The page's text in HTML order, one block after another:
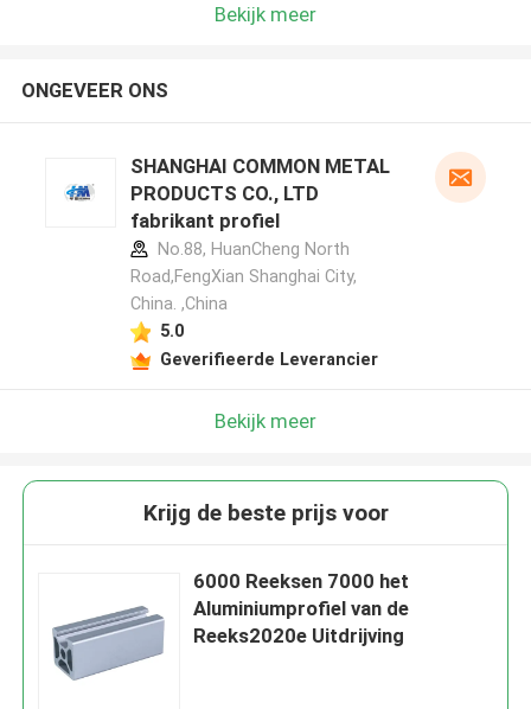
Bekijk meer
ONGEVEER ONS
SHANGHAI COMMON METAL
PRODUCTS CO., LTD
fabrikant profiel
No.88, HuanCheng North
Road,FengXian Shanghai City,
China. ,China
5.0
Geverifieerde Leverancier
Bekijk meer
Krijg de beste prijs voor
6000 Reeksen 7000 het
Aluminiumprofiel van de
Reeks2020e Uitdrijving